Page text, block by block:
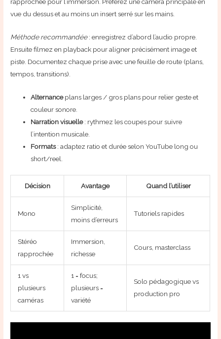
vue du dessus et au moins un insert serré sur les mains.
Méthode recommandée: enregistrez d’abord l’audio propre.
Ensuite filmez en playback pour aligner précisément image et
piste. Documentez chaque prise avec une feuille de route (plans,
tempos, transitions).
Alternanceplans larges / gros plans pour relier geste et
couleur sonore.
Narration visuelle: rythmez les coupes pour suivre
l’intention musicale.
Formats: adaptez ratio et durée selon YouTube long ou
short/reel.
Décision Avantage Quand l’utiliser
Mono
Simplicité,
moins d’erreurs
Tutoriels rapides
Stéréo
rapprochée
Immersion,
richesse
Cours, masterclass
1 vs
plusieurs
caméras
1 = focus;
plusieurs =
variété
Solo pédagogique vs
production pro